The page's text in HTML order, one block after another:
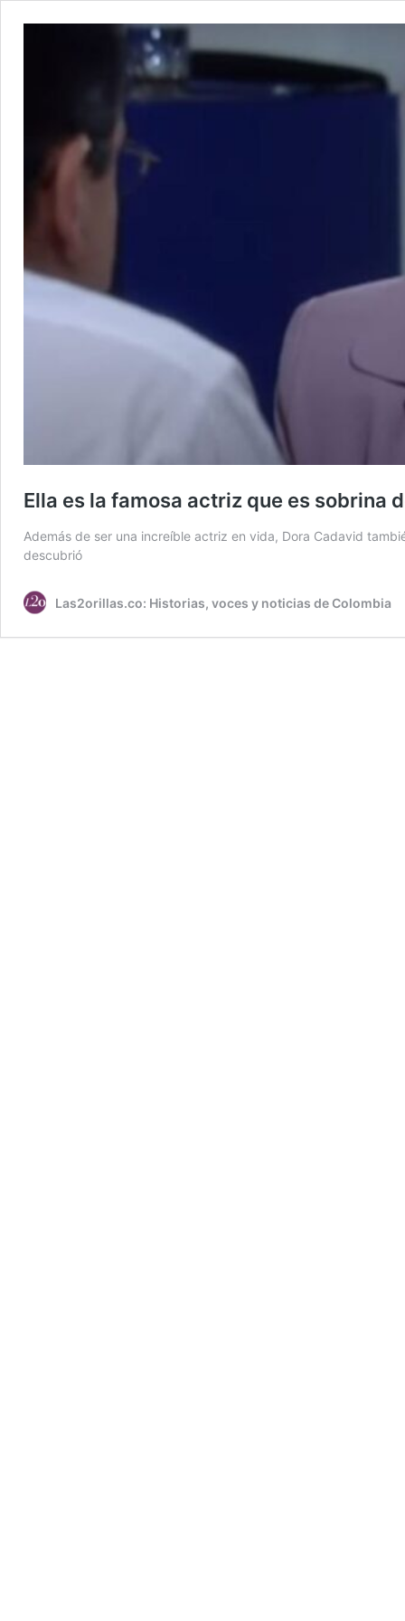
Ella es la famosa actriz que es sobrina
Además de ser una increíble actriz en vida, Dora Cadavid
descubrió
Las2orillas.co: Historias, voces y noticias de Colombia